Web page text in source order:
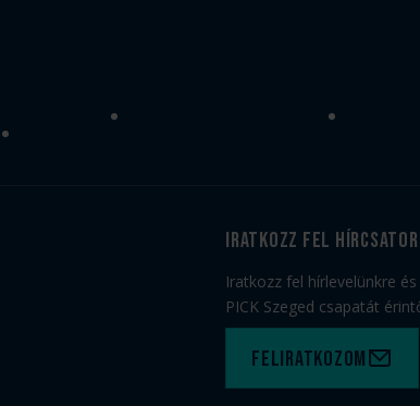
iratkozz fel
Iratkozz fel hírlevelünkre
PICK Szeged csapatát
Feliratkozom